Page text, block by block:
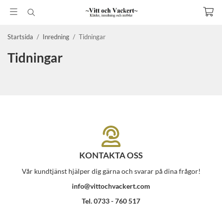
Startsida / Inredning / Tidningar
Tidningar
KONTAKTA OSS
Vår kundtjänst hjälper dig gärna och svarar på dina frågor!
info@vittochvackert.com
Tel. 0733 - 760 517